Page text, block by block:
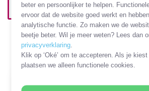
beter en persoonlijker te helpen.
ervoor dat de website goed werkt en
analytische functie. Zo maken we de
beetje beter. Wil je meer weten? Lees dan
privacyverklaring
Klik op ‘Oké’ om te accepteren. Als je
plaatsen we alleen functionele cookies.
USB2.0 - Micro USB - RJ45
LAN
1 PRODUCT
Filters